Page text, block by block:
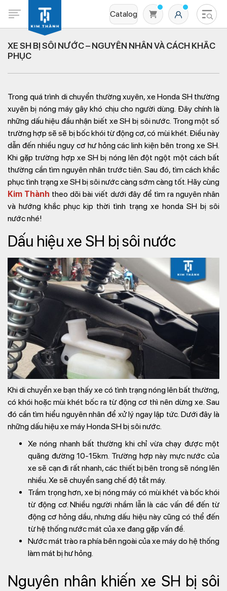
Catalog
Không có sản phẩm nào trong giỏ hàng
XE SH BỊ SÔI NƯỚC – NGUYÊN NHÂN VÀ CÁCH KHẮC
PHỤC
Trong quá trình di chuyển thường xuyên, xe Honda SH thường
xuyên bị nóng máy gây khó chịu cho người dùng. Đây chính là
những dấu hiệu đầu nhận biết xe SH bị sôi nước. Trong một số
trường hợp sẽ sẽ bị bốc khói từ động cơ, có mùi khét. Điều này
dẫn đến nhiều nguy cơ hư hỏng các linh kiện bên trong xe SH.
Khi gặp trường hợp xe SH bị nóng lên đột ngột một cách bất
thường cần tìm nguyên nhân trước tiên. Sau đó, tìm cách khắc
phục tình trạng xe SH bị sôi nước càng sớm càng tốt. Hãy cùng
Kim Thành theo dõi bài viết dưới đây để tìm ra nguyên nhân
và hướng khắc phục kịp thời tình trạng xe honda SH bị sôi
nước nhé!
Dấu hiệu xe SH bị sôi nước
Khi di chuyển xe bạn thấy xe có tình trạng nóng lên bất thường,
có khói hoặc mùi khét bốc ra từ động cơ thì nên dừng xe. Sau
đó cần tìm hiểu nguyên nhân để xử lý ngay lập tức. Dưới đây là
những dấu hiệu xe máy Honda SH bị sôi nước.
Xe nóng nhanh bất thường khi chỉ vừa chạy được một
quãng đường 10-15km. Trường hợp này mực nước của
xe sẽ cạn đi rất nhanh, các thiết bị bên trong sẽ nóng lên
nhiều. Xe sẽ chuyển sang chế độ tắt máy.
Trầm trọng hơn, xe bị nóng máy có mùi khét và bốc khói
từ động cơ. Nhiều người nhầm lẫn là các vấn đề đến từ
động cơ hỏng dầu, nhưng dấu hiệu này cũng có thể đến
từ hệ thống nước mát của xe đang gặp vấn đề.
Nước mát trào ra phía bên ngoài của xe máy do hệ thống
làm mát bị hư hỏng.
Nguyên nhân khiến xe SH bị sôi